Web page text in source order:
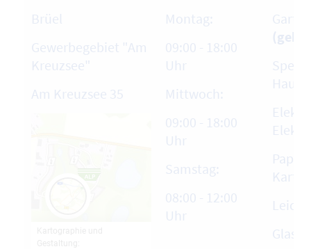
Brüel
Gewerbegebiet "Am
Kreuzsee"
Am Kreuzsee 35
Montag:
09:00 - 18:00
Uhr
Mittwoch:
09:00 - 18:00
Uhr
Samstag:
08:00 - 12:00
Uhr
Glas